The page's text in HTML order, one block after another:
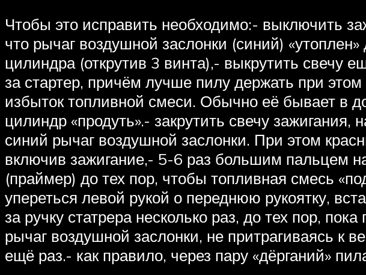
Чтобы это исправить необходимо:- выключить
что рычаг воздушной заслонки (синий)
цилиндра (открутив 3 винта),- выкрутить свечу
за стартер, причём лучше пилу держать при
избыток топливной смеси. Обычно её бывает в
цилиндр «продуть».- закрутить свечу
синий рычаг воздушной заслонки. При этом
включив зажигание,- 5-6 раз большим пальцем
(праймер) до тех пор, чтобы топливная смесь
упереться левой рукой о переднюю рукоятку,
за ручку статрера несколько раз, до тех пор,
рычаг воздушной заслонки, не притрагиваясь к
ещё раз.- как правило, через пару «дёрганий»